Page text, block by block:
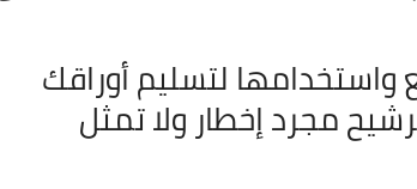
لتسليم أوراقك
مجرد إخطار ولا تمثل